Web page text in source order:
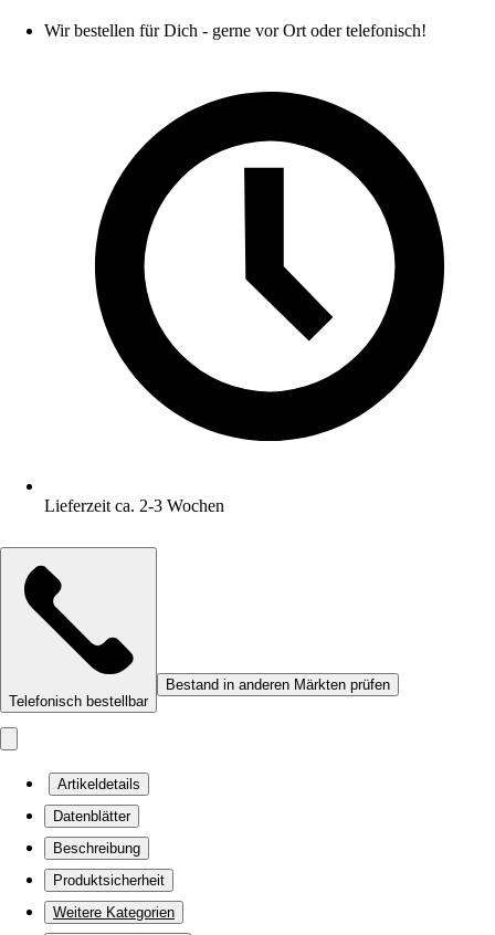
Wir bestellen für Dich - gerne vor Ort oder telefonisch!
Lieferzeit ca. 2-3 Wochen
Telefonisch bestellbar
Bestand in anderen Märkten prüfen
Artikeldetails
Datenblätter
Beschreibung
Produktsicherheit
Weitere Kategorien